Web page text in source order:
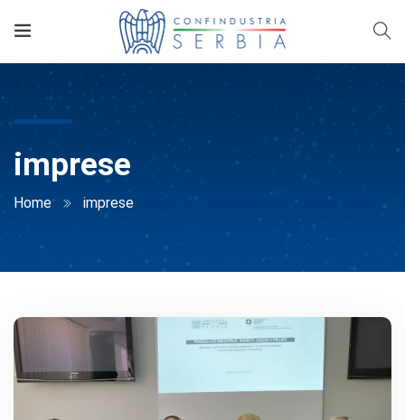
imprese
Home imprese